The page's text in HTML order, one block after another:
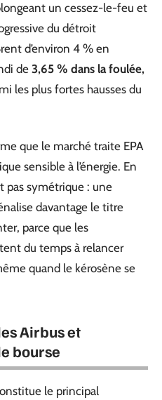
un cessez-le-feu et
du détroit
d’environ 4 % en
de 3,65 % dans la foulée,
les plus fortes hausses du
que le marché traite EPA
sensible à l’énergie. En
pas symétrique : une
davantage le titre
parce que les
du temps à relancer
quand le kérosène se
Airbus et
bourse
le principal